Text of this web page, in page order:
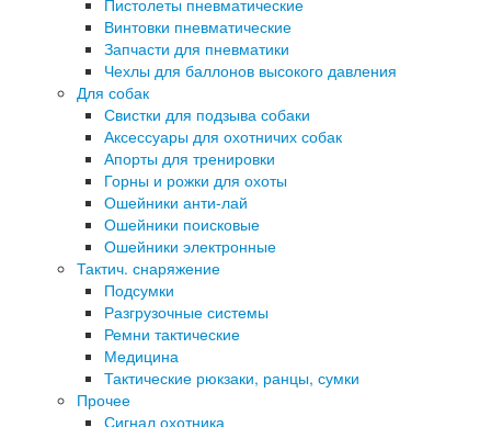
Пистолеты пневматические
Винтовки пневматические
Запчасти для пневматики
Чехлы для баллонов высокого давления
Для собак
Свистки для подзыва собаки
Аксессуары для охотничих собак
Апорты для тренировки
Горны и рожки для охоты
Ошейники анти-лай
Ошейники поисковые
Ошейники электронные
Тактич. снаряжение
Подсумки
Разгрузочные системы
Ремни тактические
Медицина
Тактические рюкзаки, ранцы, сумки
Прочее
Сигнал охотника